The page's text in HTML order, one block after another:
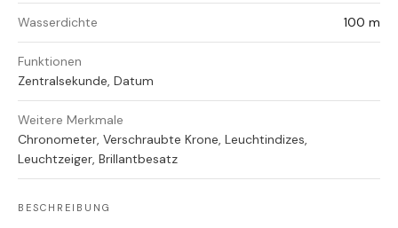
Wasserdichte 100 m
Funktionen
Zentralsekunde, Datum
Weitere Merkmale
Chronometer, Verschraubte Krone, Leuchtindizes,
Leuchtzeiger, Brillantbesatz
BESCHREIBUNG